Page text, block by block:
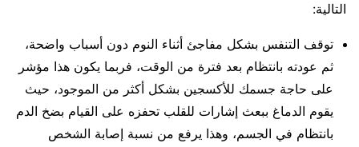
التالية:
توقف التنفس بشكل مفاجئ أثناء النوم دون أسباب واضحة،
ثم عودته بانتظام بعد فترة من الوقت، فربما يكون هذا مؤشر
على حاجة جسمك للأكسجين بشكل أكثر من الموجود، حيث
يقوم الدماغ ببعث إشارات للقلب تحفزه على القيام بضخ الدم
بانتظام في الجسم، وهذا يرفع من نسبة إصابة الشخص